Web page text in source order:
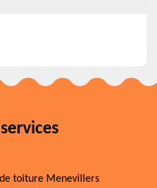
toiture Menevillers